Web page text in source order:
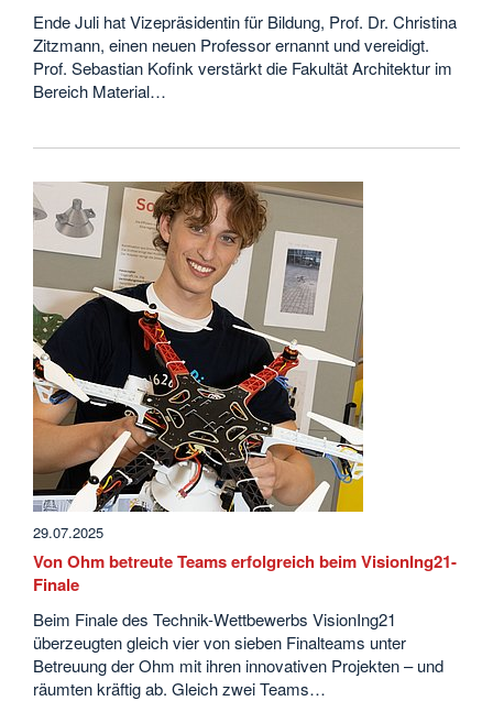
Ende Juli hat Vizepräsidentin für Bildung, Prof. Dr. Christina
Zitzmann, einen neuen Professor ernannt und vereidigt.
Prof. Sebastian Kofink verstärkt die Fakultät Architektur im
Bereich Material…
29.07.2025
Von Ohm betreu­te Teams erfolgreich beim VisionIng21-
Finale
Beim Finale des Technik-Wettbewerbs VisionIng21
überzeugten gleich vier von sieben Finalteams unter
Betreuung der Ohm mit ihren innovativen Projekten – und
räumten kräftig ab. Gleich zwei Teams…